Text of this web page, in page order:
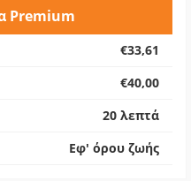
Premium
€33,61
€40,00
20 λεπτά
Εφ' όρου ζωής